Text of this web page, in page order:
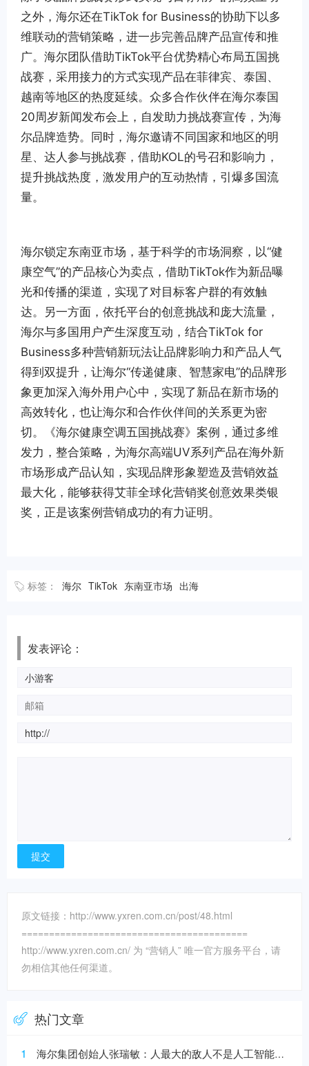
之外，海尔还在TikTok for Business的协助下以多
维联动的营销策略，进一步完善品牌产品宣传和推
广。海尔团队借助TikTok平台优势精心布局五国挑
战赛，采用接力的方式实现产品在菲律宾、泰国、
越南等地区的热度延续。众多合作伙伴在海尔泰国
20周岁新闻发布会上，自发助力挑战赛宣传，为海
尔品牌造势。同时，海尔邀请不同国家和地区的明
星、达人参与挑战赛，借助KOL的号召和影响力，
提升挑战热度，激发用户的互动热情，引爆多国流
量。
海尔锁定东南亚市场，基于科学的市场洞察，以“健
康空气”的产品核心为卖点，借助TikTok作为新品曝
光和传播的渠道，实现了对目标客户群的有效触
达。另一方面，依托平台的创意挑战和庞大流量，
海尔与多国用户产生深度互动，结合TikTok for
Business多种营销新玩法让品牌影响力和产品人气
得到双提升，让海尔“传递健康、智慧家电”的品牌形
象更加深入海外用户心中，实现了新品在新市场的
高效转化，也让海尔和合作伙伴间的关系更为密
切。《海尔健康空调五国挑战赛》案例，通过多维
发力，整合策略，为海尔高端UV系列产品在海外新
市场形成产品认知，实现品牌形象塑造及营销效益
最大化，能够获得艾菲全球化营销奖创意效果类银
奖，正是该案例营销成功的有力证明。
标签： 海尔 TikTok 东南亚市场 出海
发表评论：
原文链接：http://www.yxren.com.cn/post/48.html
=========================================
http://www.yxren.com.cn/ 为 “营销人” 唯一官方服务平台，请
勿相信其他任何渠道。
热门文章
1 海尔集团创始人张瑞敏：人最大的敌人不是人工智能，而是科层制